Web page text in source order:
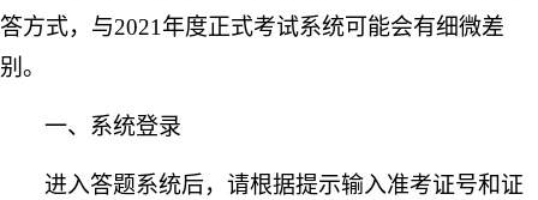
答方式，与2021 年度正式考试系统可能会有细微差
别。
一、系统登录
进入答题系统后，请根据提示输入准考证号和证